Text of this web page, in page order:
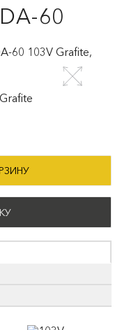
60
60 103V Grafite,